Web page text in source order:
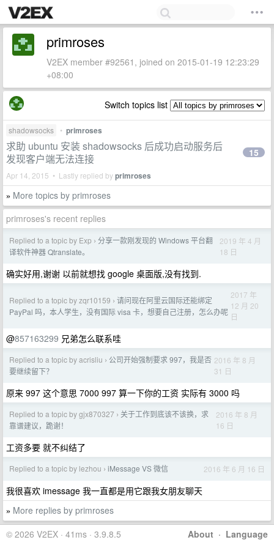
primroses
V2EX member #92561, joined on 2015-01-19 12:23:29
+08:00
Switch topics list
shadowsocks • primroses
求助 ubuntu 安装 shadowsocks 后成功启动服务后
发现客户端无法连接
Apr 14, 2015 • Lastly replied byprimroses
15
» More topics by primroses
primroses's recent replies
Replied to a topic by Exp › 分享一款刚发现的 Windows 平台翻
译软件神器 Qtranslate。
2019 年 4 月
18 日
确实好用,谢谢 以前就想找 google 桌面版,没有找到.
Replied to a topic by zqr10159 › 请问现在阿里云国际还能绑定
PayPal 吗，本人学生，没有国际 visa 卡，想要自己注册，怎么办呢
2017 年
12 月 20
日
@857163299 兄弟怎么联系哇
Replied to a topic by acrisliu › 公司开始强制要求 997，我是否
要继续留下？
2016 年 8 月
31 日
原来 997 这个意思 7000 997 算一下你的工资 实际有 3000 吗
Replied to a topic by gjx870327 › 关于工作到底该不该换，求
靠谱建议，跪谢！
2016 年 8 月
16 日
工资多要 就不纠结了
Replied to a topic by lezhou › iMessage VS 微信 2016 年 6 月 16 日
我很喜欢 imessage 我一直都是用它跟我女朋友聊天
» More replies by primroses
About · Language
© 2026 V2EX · 41ms · 3.9.8.5